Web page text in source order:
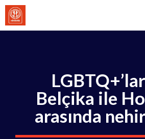
İçeriğe
atla
Belçika ile
arasında